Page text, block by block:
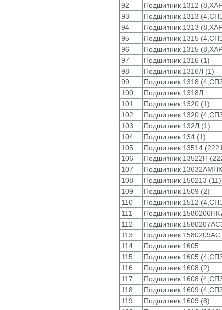
92
Подшипник 1312
93
Подшипник 1313
94
Подшипник 1313
95
Подшипник 1315
96
Подшипник 1315
97
Подшипник 1316 (1)
98
Подшипник 1316Л (1)
99
Подшипник 1318
100
Подшипник 1318Л
101
Подшипник 1320 (1)
102
Подшипник 1320
103
Подшипник 132Л (1)
104
Подшипник 134 (1)
105
Подшипник 13514
106
Подшипник 13522Н
107
Подшипник 13632АМНК
108
Подшипник 150213 (11)
109
Подшипник 1509 (2)
110
Подшипник 1512
111
Подшипник
112
Подшипник
113
Подшипник
114
Подшипник 1605
115
Подшипник 1605
116
Подшипник 1608 (2)
117
Подшипник 1608
118
Подшипник 1609
119
Подшипник 1609 (8)